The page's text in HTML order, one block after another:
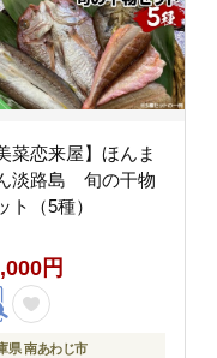
菜恋来屋】ほんま
淡路島 旬の干物
ト（5種）
円
県 南あわじ市